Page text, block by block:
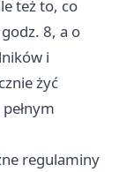
też to, co
8, a o
i
żyć
regulaminy